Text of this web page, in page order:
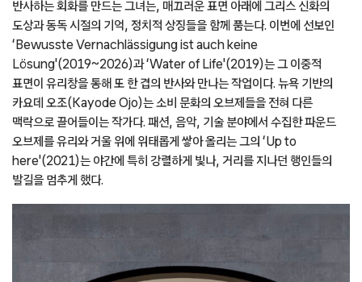
반사하는 회화를 만드는 그녀는, 매끄러운 표면 아래에 그리스 신화의
도상과 동독 시절의 기억, 정치적 상징들을 함께 품는다. 이번에 선보인
‘Bewusste Vernachlässigung ist auch keine
Lösung'(2019~2026)과 ‘Water of Life'(2019)는 그 이중적
표면이 유리창을 통해 또 한 겹의 반사와 만나는 작업이다. 뉴욕 기반의
카요데 오조(Kayode Ojo)는 소비 문화의 오브제들을 전혀 다른
맥락으로 끌어들이는 작가다. 패션, 음악, 기술 분야에서 수집한 파운드
오브제를 유리와 거울 위에 위태롭게 쌓아 올리는 그의 ‘Up to
here'(2021)는 야간에 특히 강렬하게 빛나, 거리를 지나던 행인들의
발길을 멈추게 했다.